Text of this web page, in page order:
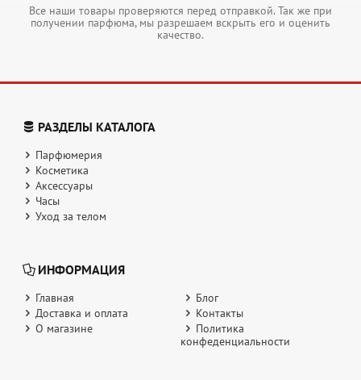
Все наши товары проверяются перед отправкой. Так же при
получении парфюма, мы разрешаем вскрыть его и оценить
качество.
РАЗДЕЛЫ КАТАЛОГА
Парфюмерия
Косметика
Аксессуары
Часы
Уход за телом
ИНФОРМАЦИЯ
Главная
Блог
Доставка и оплата
Контакты
О магазине
Политика
конфеденциальности